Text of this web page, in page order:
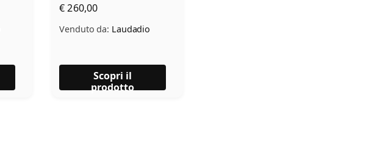
€ 260,00
Venduto da: Laudadio
Scopri il
prodotto